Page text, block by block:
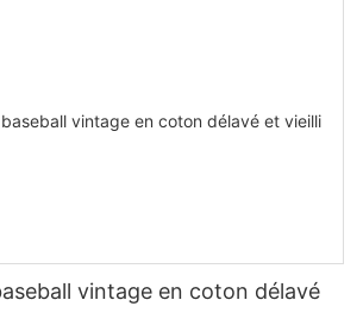
vintage en coton délavé